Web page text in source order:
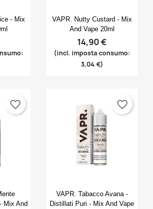
- Mix
Anteprima
VAPR. Nutty Custard - Mix
And Vape 20ml
14,90 €
(incl. imposta consumo:
3,04 €)
Mix And
favorite_border
 Anteprima
VAPR. Tabacco Avana -
Distillati Puri - Mix And Vape
favorite_border